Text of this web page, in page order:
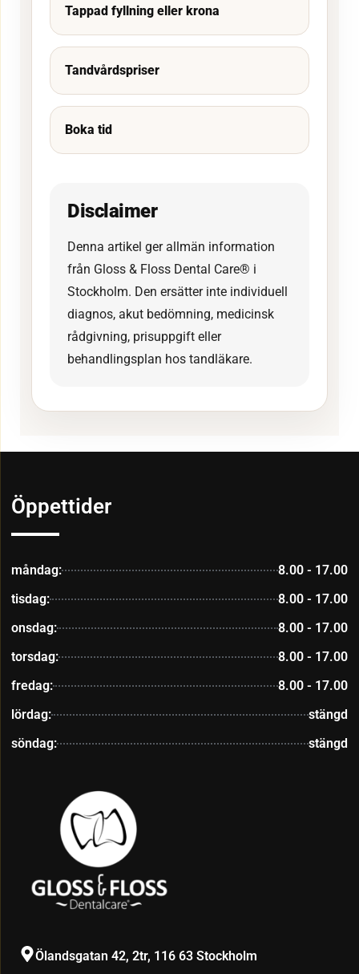
Tappad fyllning eller krona
Tandvårdspriser
Boka tid
Disclaimer
Denna artikel ger allmän information
från Gloss & Floss Dental Care® i
Stockholm. Den ersätter inte individuell
diagnos, akut bedömning, medicinsk
rådgivning, prisuppgift eller
behandlingsplan hos tandläkare.
Ölandsgatan 42, 2tr, 116 63 Stockholm
Öppettider
måndag:
8.00 - 17.00
tisdag:
8.00 - 17.00
onsdag:
8.00 - 17.00
torsdag:
8.00 - 17.00
fredag:
8.00 - 17.00
lördag:
stängd
söndag:
stängd